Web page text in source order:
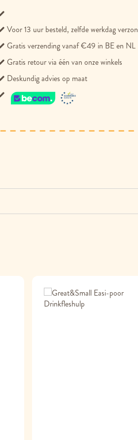
Voor 13 uur besteld, zelfde werkdag
Gratis verzending vanaf €49 in BE en NL
Gratis retour via één van onze winkels
Deskundig advies op maat